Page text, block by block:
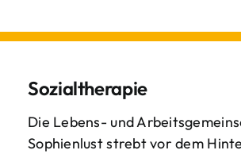
Sozialtherapie
Die Lebens- und
Sophienlust strebt vor dem